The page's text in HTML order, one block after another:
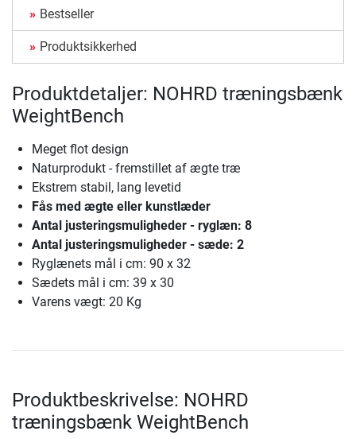
Bestseller
Produktsikkerhed
Produktdetaljer: NOHRD træningsbænk
WeightBench
Meget flot design
Naturprodukt - fremstillet af ægte træ
Ekstrem stabil, lang levetid
Fås med ægte eller kunstlæder
Antal justeringsmuligheder - ryglæn: 8
Antal justeringsmuligheder - sæde: 2
Ryglænets mål i cm: 90 x 32
Sædets mål i cm: 39 x 30
Varens vægt: 20 Kg
Produktbeskrivelse: NOHRD
træningsbænk WeightBench